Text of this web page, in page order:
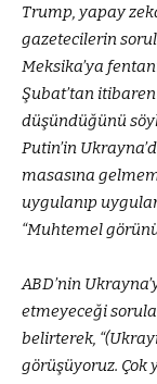
Trump, yapay
gazetecilerin
Meksika’ya
Şubat’tan
düşündüğünü
Putin’in
masasına
uygulanıp
“Muhtemel
ABD’nin
etmeyeceği
belirterek,
görüşüyoruz. Çok